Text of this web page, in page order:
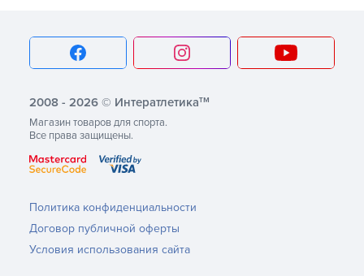
2008 - 2026 © Интератлетикатм
Магазин товаров для спорта.
Все права защищены.
Политика конфиденциальности
Договор публичной оферты
Условия использования сайта